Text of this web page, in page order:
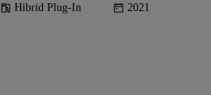
Hibrid Plug-In 2021